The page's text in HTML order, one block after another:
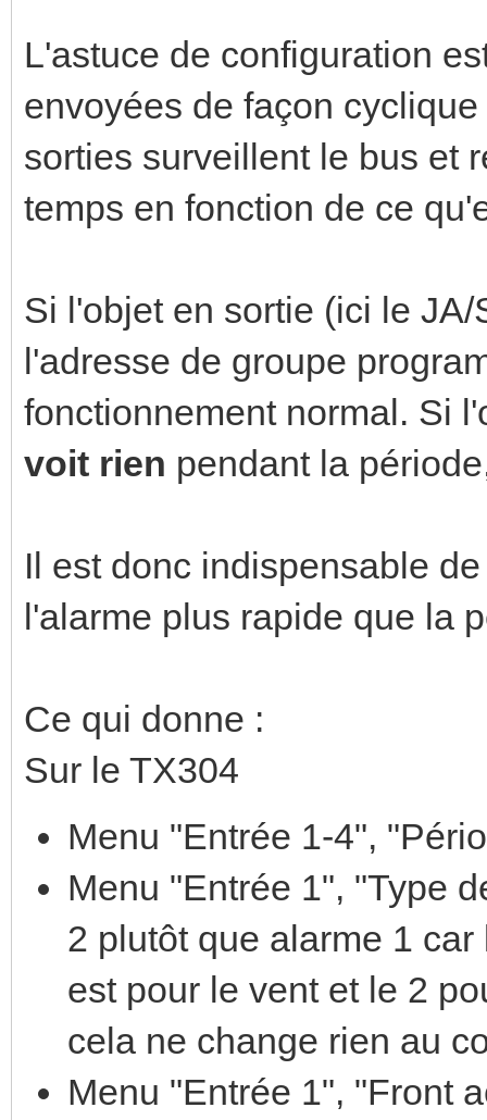
v v v v
Alim 12V
+--------->|
L'astuce de configuration
envoyées de façon
sorties surveillent le bus et
temps en fonction de ce
Si l'objet en sortie (ici le
l'adresse de groupe
fonctionnement normal. Si
voit rien pendant la
Il est donc indispensable
l'alarme plus rapide que la
Ce qui donne :
Sur le TX304
Menu "Entrée 1-4",
Menu "Entrée 1", "Type
2 plutôt que alarme 1
est pour le vent et le 2
cela ne change rien au
Menu "Entrée 1", "Front